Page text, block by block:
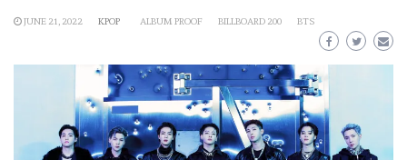
JUNE 21, 2022 KPOP ALBUM PROOF BILLBOARD 200 BTS